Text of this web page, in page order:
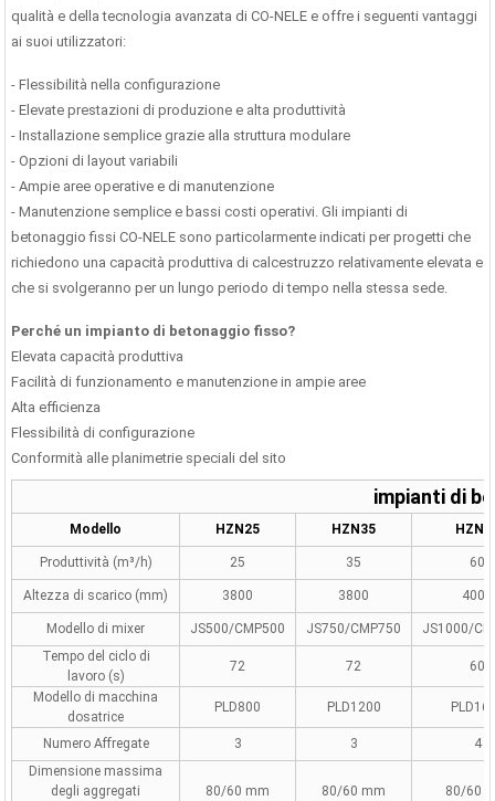
qualità e della tecnologia avanzata di CO-NELE e offre i seguenti vantaggi
ai suoi utilizzatori:
- Flessibilità nella configurazione
- Elevate prestazioni di produzione e alta produttività
- Installazione semplice grazie alla struttura modulare
- Opzioni di layout variabili
- Ampie aree operative e di manutenzione
- Manutenzione semplice e bassi costi operativi. Gli impianti di
betonaggio fissi CO-NELE sono particolarmente indicati per progetti che
richiedono una capacità produttiva di calcestruzzo relativamente elevata e
che si svolgeranno per un lungo periodo di tempo nella stessa sede.
Perché un impianto di betonaggio fisso?
Elevata capacità produttiva
Facilità di funzionamento e manutenzione in ampie aree
Alta efficienza
Flessibilità di configurazione
Conformità alle planimetrie speciali del sito
impianti di
Modello HZN25 HZN35
Produttività (m³/h) 25 35 60
Altezza di scarico (mm) 3800 3800 4000
Modello di mixer JS500/CMP500 JS750/CMP750
JS1000/
Tempo del ciclo di
lavoro (s)
72 72
60
Modello di macchina
dosatrice
PLD800 PLD1200
Numero Affregate 3 3
4
Dimensione massima
degli aggregati
80/60 mm 80/60 mm 80/60
Di Betonaggio Per
Da 60 M³/h | 1000 ...
Betoniera Da Laboratorio